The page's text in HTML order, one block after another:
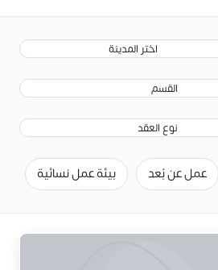
اختر المدينة
القسم
نوع العقد
عمل عن بُعد بيئة عمل نسائية